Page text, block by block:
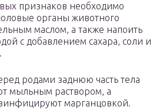
признаков необходимо
органы животного
маслом, а также напоить
с добавлением сахара, соли и
родами заднюю часть тела
мыльным раствором, а
марганцовкой.